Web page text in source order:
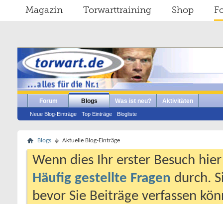
Magazin Torwarttraining Shop
Forum Blogs
Neue Blog-Einträge Top Einträge Blogliste
Was ist neu? Aktivitäten
Blogs Aktuelle Blog-Einträge
Wenn dies Ihr erster Besuch
Häufig gestellte Fragen durch.
bevor Sie Beiträge verfassen